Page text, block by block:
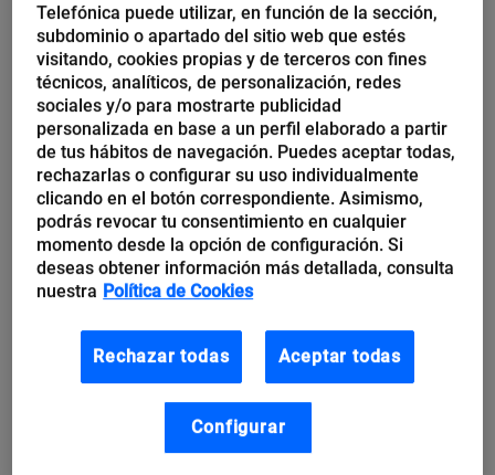
com os pesquisadores para um fechamento nos
servidores antigos pelos provedores de nuvem.
INCONTROLLER/PIPEDREAM novo
malware contra ambientes ICS/SCADA
Recentemente, foi descoberto umnovo malware
direcionado aos sistemas de controle industrial (ICS)
e sistemas de monitoramento, controle e aquisição
de dados (SCADA), o que poderia levar a
interrupções, degradação ou até destruição de
sistemas.
Pesquisadores da Mandiantcatalogaram esse
malware como INCONTROLLER, enquanto a equipe
Telefónica puede utilizar, en función de la sección,
subdominio o apartado del sitio web que estés
visitando, cookies propias y de terceros con fines
técnicos, analíticos, de personalización, redes
sociales y/o para mostrarte publicidad
personalizada en base a un perfil elaborado a partir
de tus hábitos de navegación. Puedes aceptar todas,
rechazarlas o configurar su uso individualmente
clicando en el botón correspondiente. Asimismo,
podrás revocar tu consentimiento en cualquier
momento desde la opción de configuración. Si
deseas obtener información más detallada, consulta
nuestra Política de Cookies
Rechazar todas Aceptar todas
Configurar